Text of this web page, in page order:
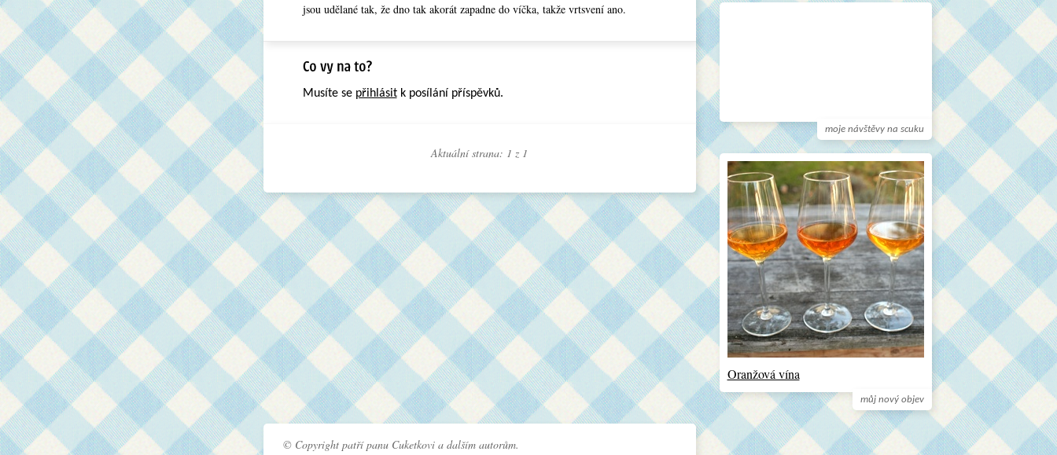
jsou udělané tak, že dno tak akorát zapadne do víčka, takže vrtsvení ano.
Musíte se přihlásitk posílání příspěvků.
Aktuální strana: 1 z 1
moje návštěvy na scuku
můj nový objev
Oranžová vína
© Copyright patří panu Cuketkovi a dalším autorům.